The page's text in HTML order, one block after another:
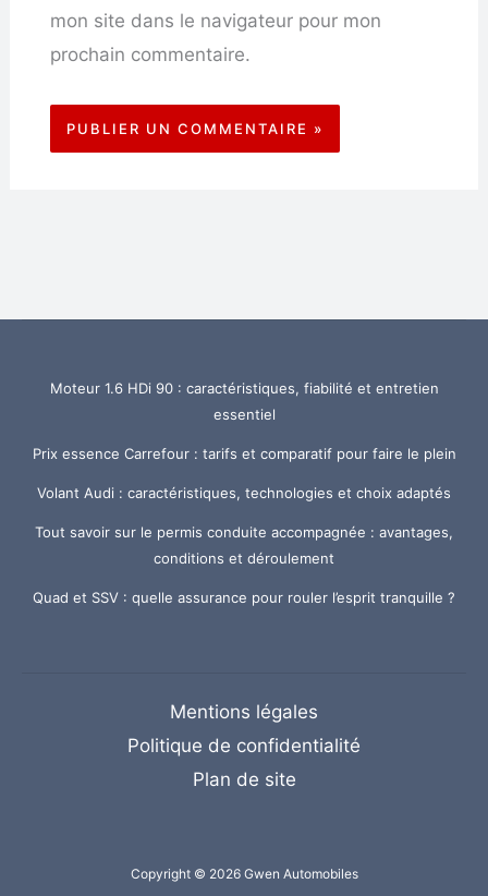
mon site dans le navigateur pour mon
prochain commentaire.
Moteur 1.6 HDi 90 : caractéristiques, fiabilité et entretien
essentiel
Prix essence Carrefour : tarifs et comparatif pour faire le plein
Volant Audi : caractéristiques, technologies et choix adaptés
Tout savoir sur le permis conduite accompagnée : avantages,
conditions et déroulement
Quad et SSV : quelle assurance pour rouler l’esprit tranquille ?
Mentions légales
Politique de confidentialité
Plan de site
Copyright © 2026 Gwen Automobiles